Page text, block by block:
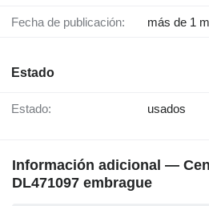
Fecha de publicación: más de 1
Estado
Estado: usados
Información adicional —
DL471097 embrague